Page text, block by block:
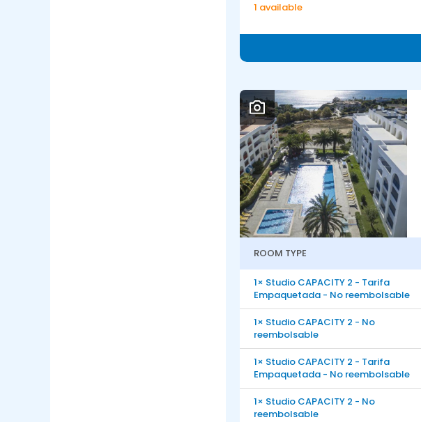
1 available
ROOM TYPE
1× Studio CAPACITY 2 - Tarifa
Empaquetada - No reembolsable
1× Studio CAPACITY 2 - No
reembolsable
1× Studio CAPACITY 2 - Tarifa
Empaquetada - No reembolsable
1× Studio CAPACITY 2 - No
reembolsable